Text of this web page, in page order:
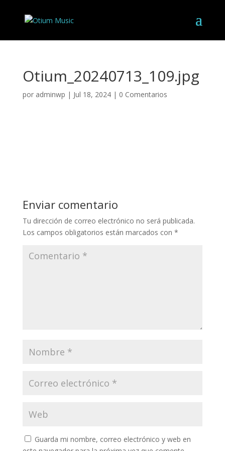
Otium_20240713_109.jpg
por adminwp | Jul 18, 2024| 0 Comentarios
Enviar comentario
Tu dirección de correo electrónico no será publicada.
Los campos obligatorios están marcados con *
Guarda mi nombre, correo electrónico y web en